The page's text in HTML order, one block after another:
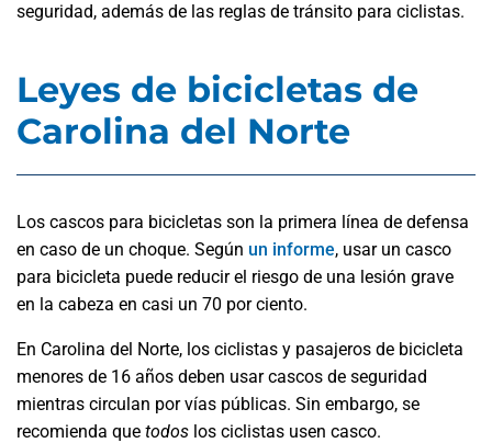
seguridad, además de las reglas de tránsito para ciclistas.
Leyes de bicicletas de
Carolina del Norte
Los cascos para bicicletas son la primera línea de defensa
en caso de un choque. Según un informe, usar un casco
para bicicleta puede reducir el riesgo de una lesión grave
en la cabeza en casi un 70 por ciento.
En Carolina del Norte, los ciclistas y pasajeros de bicicleta
menores de 16 años deben usar cascos de seguridad
mientras circulan por vías públicas. Sin embargo, se
recomienda que todos los ciclistas usen casco.